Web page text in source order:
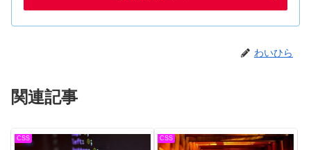
わいひら
関連記事
CSS CSS